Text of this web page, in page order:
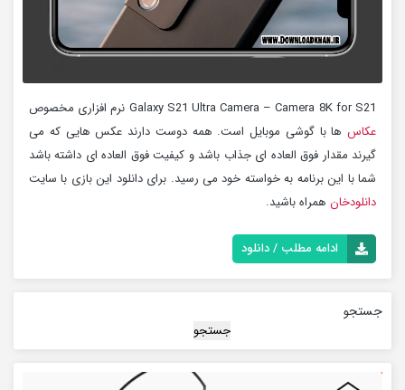
Galaxy S21 Ultra Camera – Camera 8K for S21‏ نرم افزاری مخصوص
عکاس ها با گوشی موبایل است. همه دوست دارند عکس هایی که می
گیرند مقدار فوق العاده ای جذاب باشد و کیفیت فوق العاده ای داشته باشد
شما با این برنامه به خواسته خود می رسید. برای دانلود این بازی با سایت
دانلودخان همراه باشید.
ادامه مطلب / دانلود
جستجو
جستجو